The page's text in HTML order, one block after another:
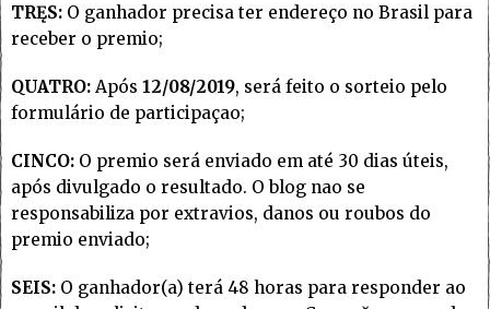
TRĘS: O ganhador precisa ter endereço no Brasil para
receber o premio;
QUATRO: Após 12/08/2019, será feito o sorteio pelo
formulário de participaçao;
CINCO: O premio será enviado em até 30 dias úteis,
após divulgado o resultado. O blog nao se
responsabiliza por extravios, danos ou roubos do
premio enviado;
SEIS: O ganhador(a) terá 48 horas para responder ao